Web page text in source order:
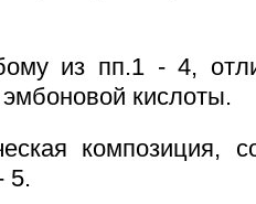
из пп.1 - 4,
кислоты.
композиция,
5.